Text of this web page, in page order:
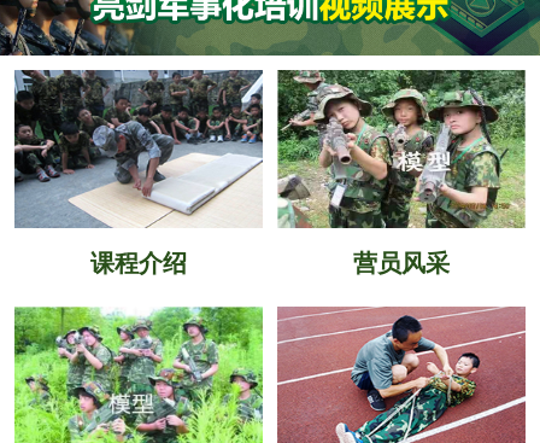
课程介绍 营员风采